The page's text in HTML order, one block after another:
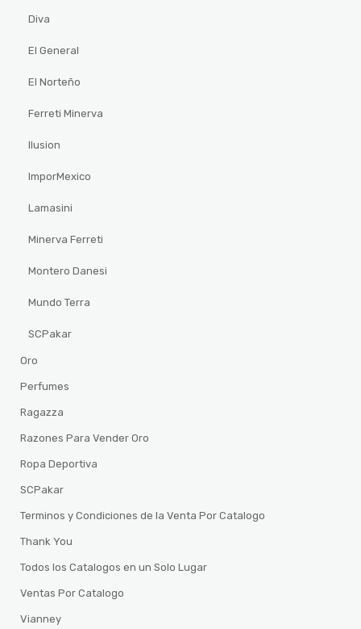
Diva
El General
El Norteño
Ferreti Minerva
Ilusion
ImporMexico
Lamasini
Minerva Ferreti
Montero Danesi
Mundo Terra
SCPakar
Oro
Perfumes
Ragazza
Razones Para Vender Oro
Ropa Deportiva
SCPakar
Terminos y Condiciones de la Venta Por Catalogo
Thank You
Todos los Catalogos en un Solo Lugar
Ventas Por Catalogo
Vianney